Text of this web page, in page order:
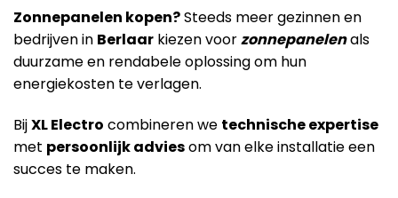
Zonnepanelen kopen?Steeds meer gezinnen en
bedrijven in Berlaar kiezen voorzonnepanelenals
duurzame en rendabele oplossing om hun
energiekosten te verlagen.
BijXL Electro combineren we technische expertise
met persoonlijk adviesom van elke installatie een
succes te maken.